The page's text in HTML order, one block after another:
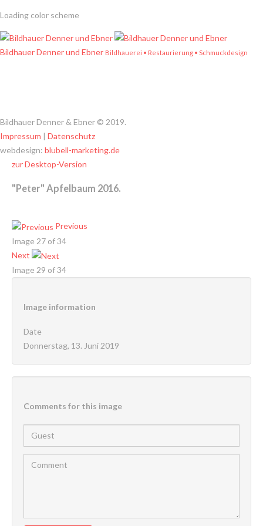
Loading color scheme
Bildhauer Denner und Ebner Bildhauerei • Restaurierung • Schmuckdesign
Bildhauer Denner & Ebner © 2019.
Impressum
Datenschutz
webdesign: blubell-marketing.de
zur Desktop-Version
"Peter" Apfelbaum 2016.
Previous
Image 27 of 34
Next
Image 29 of 34
Image information
Date
Donnerstag, 13. Juni 2019
Comments for this image